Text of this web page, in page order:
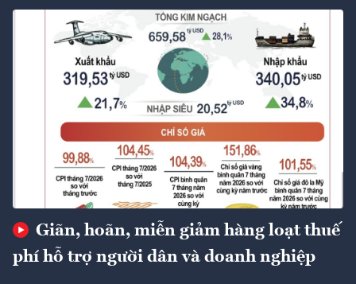
Giãn, hoãn, miễn giảm hàng loạt thuế
phí hỗ trợ người dân và doanh nghiệp